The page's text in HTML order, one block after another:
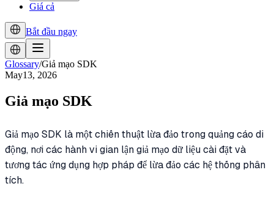
Giá cả
Bắt đầu ngay
Glossary/Giả mạo SDK
May13, 2026
Giả mạo SDK
Giả mạo SDK là một chiến thuật lừa đảo trong quảng cáo di
động, nơi các hành vi gian lận giả mạo dữ liệu cài đặt và
tương tác ứng dụng hợp pháp để lừa đảo các hệ thống phân
tích.